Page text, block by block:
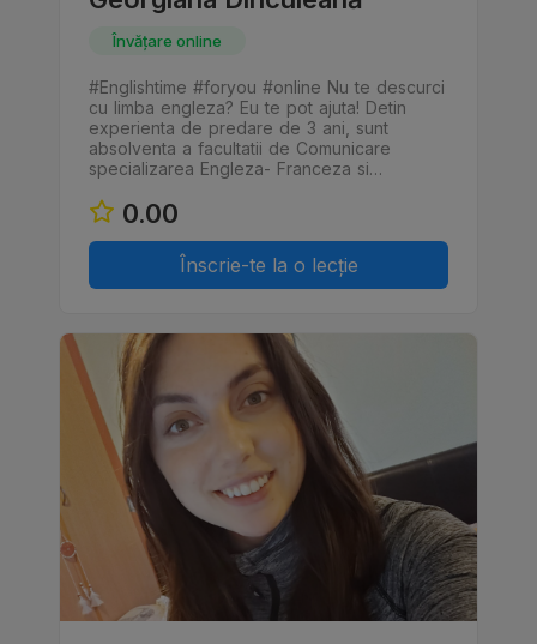
Învățare online
#Englishtime #foryou #online Nu te descurci
cu limba engleza? Eu te pot ajuta! Detin
experienta de predare de 3 ani, sunt
absolventa a facultatii de Comunicare
specializarea Engleza- Franceza si…
0.00
Înscrie-te la o lecție